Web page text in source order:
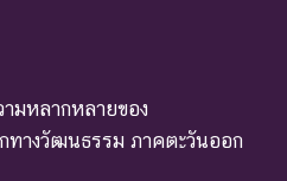
มหลากหลายของ
ทางวัฒนธรรม ภาคตะวันออก